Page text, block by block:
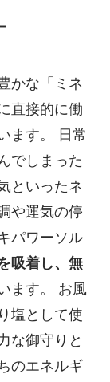
かな「ミネ
直接的に働
ます。 日常
でしまった
といったネ
や運気の停
パワーソル
吸着し、無
ます。 お風
塩として使
な御守りと
のエネルギ